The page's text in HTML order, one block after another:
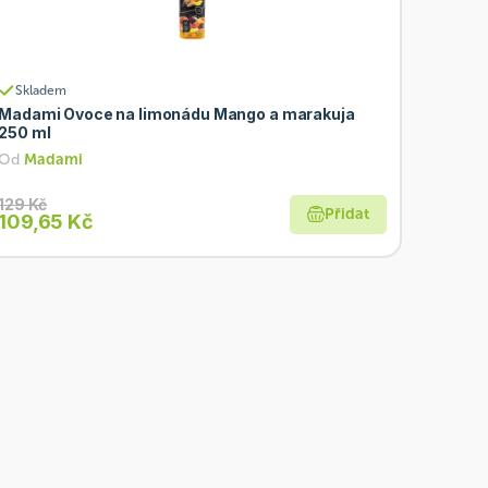
Skladem
Ovoce na limonádu Mango a marakuja
ml
Madami
Kč
Kč Přidat